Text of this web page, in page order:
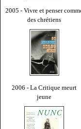
2005 - Vivre et penser
des chrétiens
2006 - La Critique meurt
jeune